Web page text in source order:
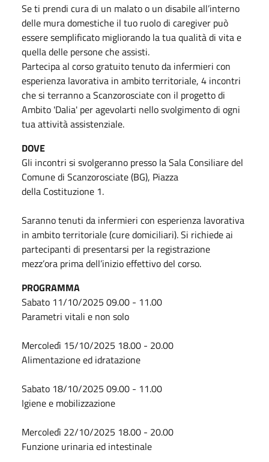
Se ti prendi cura di un malato o un disabile all’interno
delle mura domestiche il tuo ruolo di caregiver può
essere semplificato migliorando la tua qualità di vita e
quella delle persone che assisti.
Partecipa al corso gratuito tenuto da infermieri con
esperienza lavorativa in ambito territoriale, 4 incontri
che si terranno a Scanzorosciate con il progetto di
Ambito 'Dalia' per agevolarti nello svolgimento di ogni
tua attività assistenziale.
DOVE
Gli incontri si svolgeranno presso la Sala Consiliare del
Comune di Scanzorosciate (BG), Piazza
della Costituzione 1.
Saranno tenuti da infermieri con esperienza lavorativa
in ambito territoriale (cure domiciliari). Si richiede ai
partecipanti di presentarsi per la registrazione
mezz’ora prima dell’inizio effettivo del corso.
PROGRAMMA
Sabato 11/10/2025 09.00 - 11.00
Parametri vitali e non solo
Mercoledì 15/10/2025 18.00 - 20.00
Alimentazione ed idratazione
Sabato 18/10/2025 09.00 - 11.00
Igiene e mobilizzazione
Mercoledì 22/10/2025 18.00 - 20.00
Funzione urinaria ed intestinale